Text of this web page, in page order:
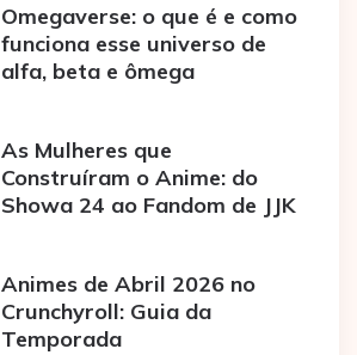
Omegaverse: o que é e como
funciona esse universo de
alfa, beta e ômega
As Mulheres que
Construíram o Anime: do
Showa 24 ao Fandom de JJK
Animes de Abril 2026 no
Crunchyroll: Guia da
Temporada